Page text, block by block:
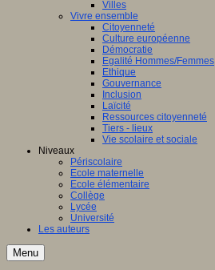
Villes
Vivre ensemble
Citoyenneté
Culture européenne
Démocratie
Egalité Hommes/Femmes
Ethique
Gouvernance
Inclusion
Laïcité
Ressources citoyenneté
Tiers - lieux
Vie scolaire et sociale
Niveaux
Périscolaire
Ecole maternelle
Ecole élémentaire
Collège
Lycée
Université
Les auteurs
Menu